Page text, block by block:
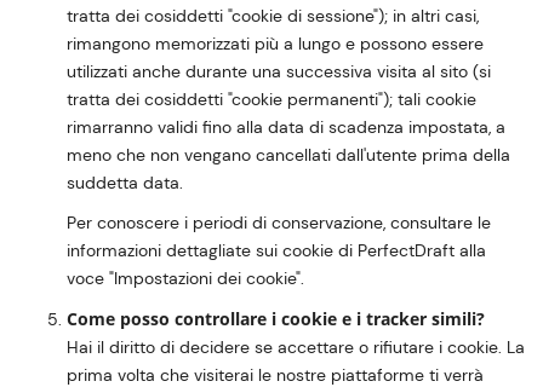
tratta dei cosiddetti "cookie di sessione"); in altri casi,
rimangono memorizzati più a lungo e possono essere
utilizzati anche durante una successiva visita al sito (si
tratta dei cosiddetti "cookie permanenti"); tali cookie
rimarranno validi fino alla data di scadenza impostata, a
meno che non vengano cancellati dall'utente prima della
suddetta data.
Per conoscere i periodi di conservazione, consultare le
informazioni dettagliate sui cookie di PerfectDraft alla
voce "Impostazioni dei cookie".
Come posso controllare i cookie e i tracker simili?
Hai il diritto di decidere se accettare o rifiutare i cookie. La
prima volta che visiterai le nostre piattaforme ti verrà